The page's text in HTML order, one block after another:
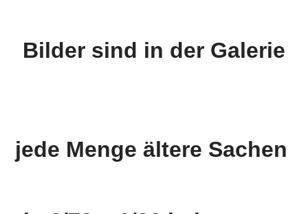
Bilder sind in der Galerie
jede Menge ältere Sachen